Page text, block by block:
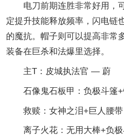
电刀前期连胜非常好用，
定提升技能释放频率，闪电链
的魔抗。帽子则可以提高非常
装备在巨杀和法爆里选择。
主T：皮城执法官 — 蔚
石像鬼石板甲：负极斗篷+
救赎：女神之泪+巨人腰带
离子火花：无用大棒+负极